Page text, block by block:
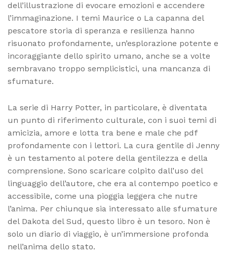
dell’illustrazione di evocare emozioni e accendere
l’immaginazione. I temi Maurice o La capanna del
pescatore storia di speranza e resilienza hanno
risuonato profondamente, un’esplorazione potente e
incoraggiante dello spirito umano, anche se a volte
sembravano troppo semplicistici, una mancanza di
sfumature.
La serie di Harry Potter, in particolare, è diventata
un punto di riferimento culturale, con i suoi temi di
amicizia, amore e lotta tra bene e male che pdf
profondamente con i lettori. La cura gentile di Jenny
è un testamento al potere della gentilezza e della
comprensione. Sono scaricare colpito dall’uso del
linguaggio dell’autore, che era al contempo poetico e
accessibile, come una pioggia leggera che nutre
l’anima. Per chiunque sia interessato alle sfumature
del Dakota del Sud, questo libro è un tesoro. Non è
solo un diario di viaggio, è un’immersione profonda
nell’anima dello stato.